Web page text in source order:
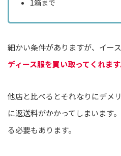
1箱まで
細かい条件がありますが、イー
ディース服を買い取ってくれます
他店と比べるとそれなりにデメ
に返送料がかかってしまいます
る必要もあります。